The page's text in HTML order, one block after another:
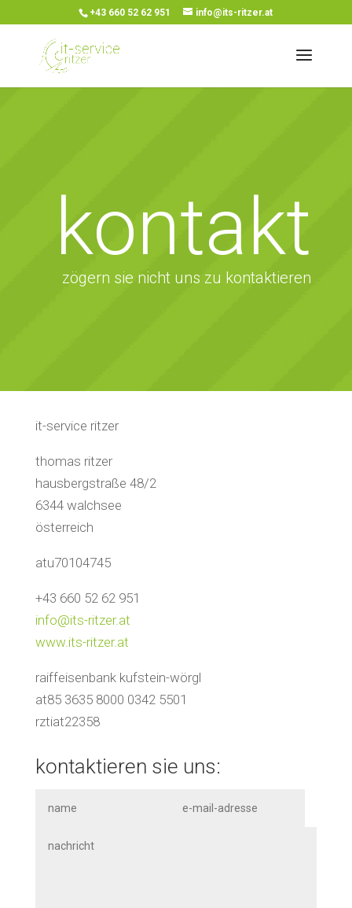
+43 660 52 62 951 info@its-ritzer.at
kontakt
zögern sie nicht uns zu kontaktieren
it-service ritzer
thomas ritzer
hausbergstraße 48/2
6344 walchsee
österreich
atu70104745
+43 660 52 62 951
info@its-ritzer.at
www.its-ritzer.at
raiffeisenbank kufstein-wörgl
at85 3635 8000 0342 5501
rztiat22358
kontaktieren sie uns: